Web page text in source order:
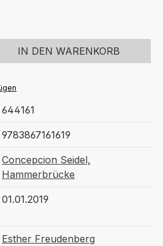
Gib den
IN DEN WARENKORB
644161
9783867161619
Concepcion Seidel,
Hammerbrücke
01.01.2019
Esther Freudenberg